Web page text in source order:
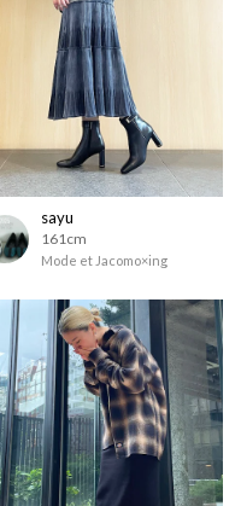
sayu
161cm
Mode et Jacomo×ing